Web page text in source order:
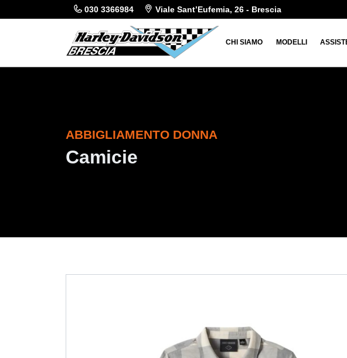
030 3366984 Viale Sant’Eufemia, 26 - Brescia
CHI SIAMO MODELLI
ABBIGLIAMENTO DONNA
Camicie